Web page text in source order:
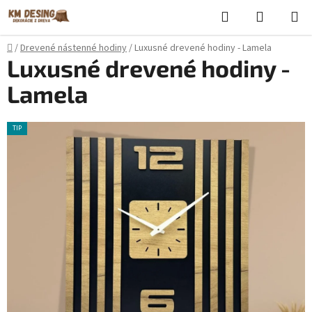
Prejsť
na
obsah
Hľadať
KOŠÍK
Domov
/Drevené nástenné hodiny/Luxusné drevené hodiny - Lamela
Luxusné drevené hodiny -
Lamela
TIP